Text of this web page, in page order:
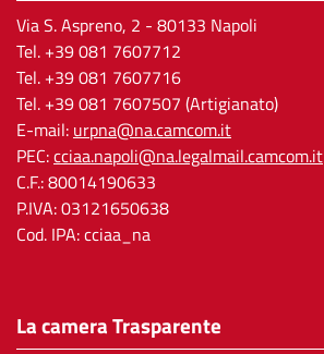
Via S. Aspreno, 2 - 80133 Napoli
Tel. +39 081 7607712
Tel. +39 081 7607716
Tel. +39 081 7607507 (Artigianato)
E-mail: urpna@na.camcom.it
PEC:cciaa.napoli@na.legalmail.camcom.it
C.F.: 80014190633
P.IVA: 03121650638
Cod. IPA: cciaa_na
La camera Trasparente